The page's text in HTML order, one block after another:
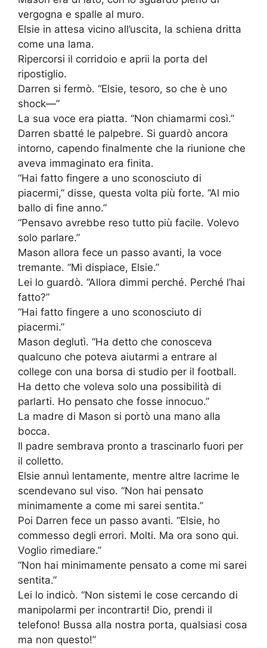
vergogna e spalle al muro.
Elsie in attesa vicino all’uscita, la schiena dritta
come una lama.
Ripercorsi il corridoio e aprii la porta del
ripostiglio.
Darren si fermò. “Elsie, tesoro, so che è uno
shock—”
La sua voce era piatta. “Non chiamarmi così.”
Darren sbatté le palpebre. Si guardò ancora
intorno, capendo finalmente che la riunione che
aveva immaginato era finita.
“Hai fatto fingere a uno sconosciuto di
piacermi,” disse, questa volta più forte. “Al mio
ballo di fine anno.”
“Pensavo avrebbe reso tutto più facile. Volevo
solo parlare.”
Mason allora fece un passo avanti, la voce
tremante. “Mi dispiace, Elsie.”
Lei lo guardò. “Allora dimmi perché. Perché l’hai
fatto?”
“Hai fatto fingere a uno sconosciuto di
piacermi.”
Mason deglutì. “Ha detto che conosceva
qualcuno che poteva aiutarmi a entrare al
college con una borsa di studio per il football.
Ha detto che voleva solo una possibilità di
parlarti. Ho pensato che fosse innocuo.”
La madre di Mason si portò una mano alla
bocca.
Il padre sembrava pronto a trascinarlo fuori per
il colletto.
Elsie annuì lentamente, mentre altre lacrime le
scendevano sul viso. “Non hai pensato
minimamente a come mi sarei sentita.”
Poi Darren fece un passo avanti. “Elsie, ho
commesso degli errori. Molti. Ma ora sono qui.
Voglio rimediare.”
“Non hai minimamente pensato a come mi sarei
sentita.”
Lei lo indicò. “Non sistemi le cose cercando di
manipolarmi per incontrarti! Dio, prendi il
telefono! Bussa alla nostra porta, qualsiasi cosa
ma non questo!”